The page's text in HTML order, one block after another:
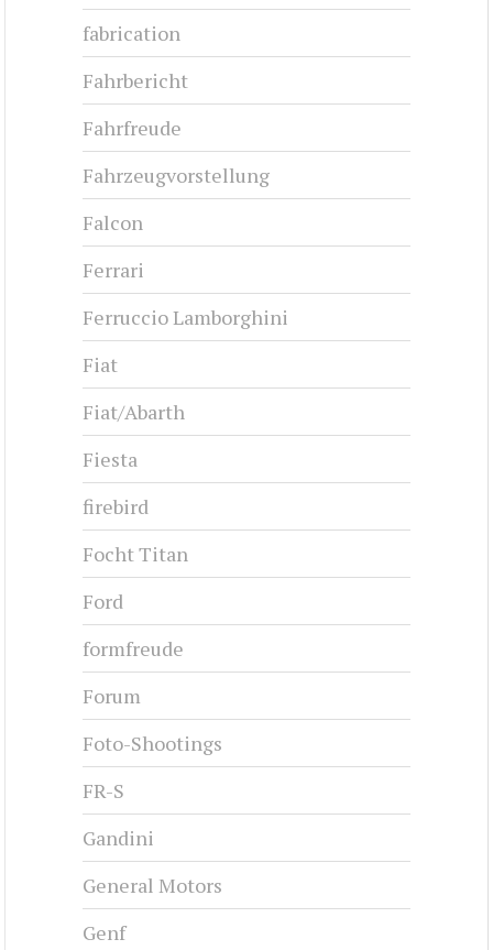
fabrication
Fahrbericht
Fahrfreude
Fahrzeugvorstellung
Falcon
Ferrari
Ferruccio Lamborghini
Fiat
Fiat/Abarth
Fiesta
firebird
Focht Titan
Ford
formfreude
Forum
Foto-Shootings
FR-S
Gandini
General Motors
Genf